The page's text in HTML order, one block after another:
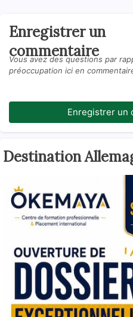
Enregistrer un
commentaire
Vous avez des questions par
préoccupation ici en
Enregistrer un
Destination